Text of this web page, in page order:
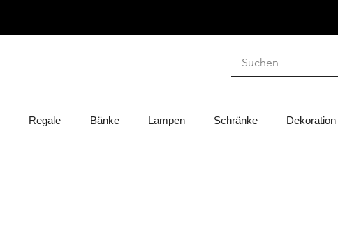
Regale Bänke Lampen Schränke Dekoration